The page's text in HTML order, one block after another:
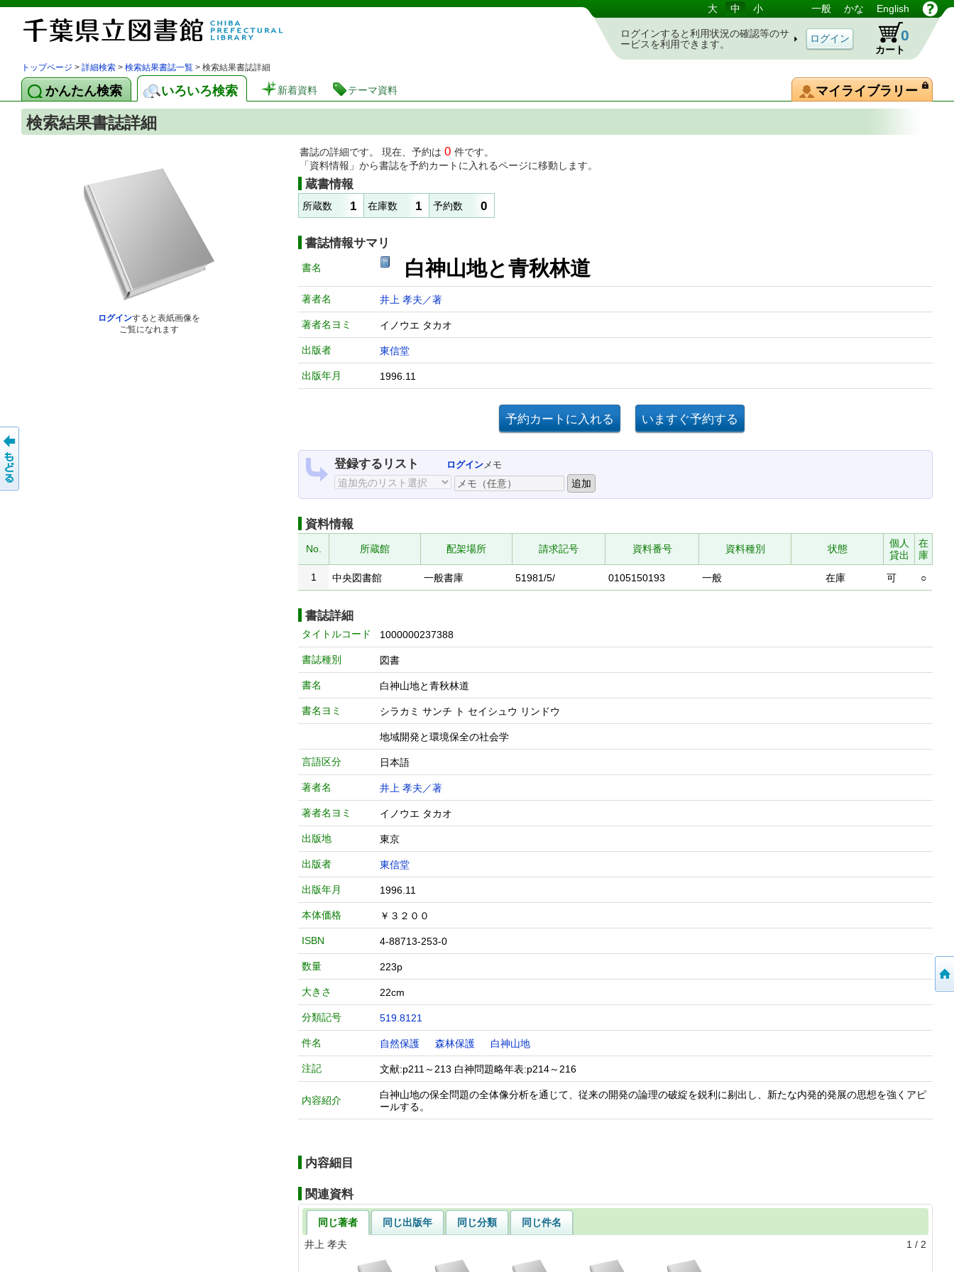
図書館 蔵書検索・予約システム 大 中 小 一般 かな English
ログインすると利用状況の確認等のサ
ービスを利用できます。
カート
0
トップページ > 詳細検索 > 検索結果書誌一覧 > 検索結果書誌詳細
かんたん検索 いろいろ検索 新着資料 テーマ資料 マイライブラリー
検索結果書誌詳細
ログインすると表紙画像を
ご覧になれます
書誌の詳細です。 現在、予約は 0 件です。
「資料情報」から書誌を予約カートに入れるページに移動します。
蔵書情報
所蔵数 1 在庫数 1 予約数 0
書誌情報サマリ
書名 白神山地と青秋林道
著者名 井上 孝夫／著
著者名ヨミ イノウエ タカオ
出版者 東信堂
出版年月 1996.11
登録するリスト ログインメモ
資料情報
No. 所蔵館 配架場所 請求記号 資料番号 資料種別 状態
個人
貸出
在
庫
1
中央図書館 一般書庫 51981/5/ 0105150193 一般 在庫 可 ○
書誌詳細
タイトルコード 1000000237388
書誌種別 図書
書名 白神山地と青秋林道
書名ヨミ シラカミ サンチ ト セイシュウ リンドウ
地域開発と環境保全の社会学
言語区分 日本語
著者名 井上 孝夫／著
著者名ヨミ イノウエ タカオ
出版地 東京
出版者 東信堂
出版年月 1996.11
本体価格 ￥３２００
ISBN 4-88713-253-0
数量 223p
大きさ 22cm
分類記号 519.8121
件名 自然保護 森林保護 白神山地
注記 文献:p211～213 白神問題略年表:p214～216
内容紹介
白神山地の保全問題の全体像分析を通じて、従来の開発の論理の破綻を鋭利に剔出し、新たな内発的発展の思想を強くアピ
ールする。
内容細目
関連資料
同じ著者 同じ出版年 同じ分類
同じ件名
井上 孝夫
1 / 2